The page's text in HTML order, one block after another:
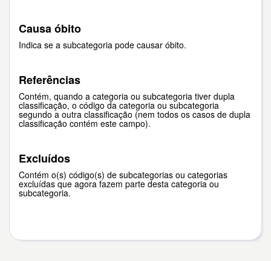
Causa óbito
Indica se a subcategoria pode causar óbito.
Referências
Contém, quando a categoria ou subcategoria tiver dupla
classificação, o código da categoria ou subcategoria
segundo a outra classificação (nem todos os casos de dupla
classificação contém este campo).
Excluídos
Contém o(s) código(s) de subcategorias ou categorias
excluídas que agora fazem parte desta categoria ou
subcategoria.